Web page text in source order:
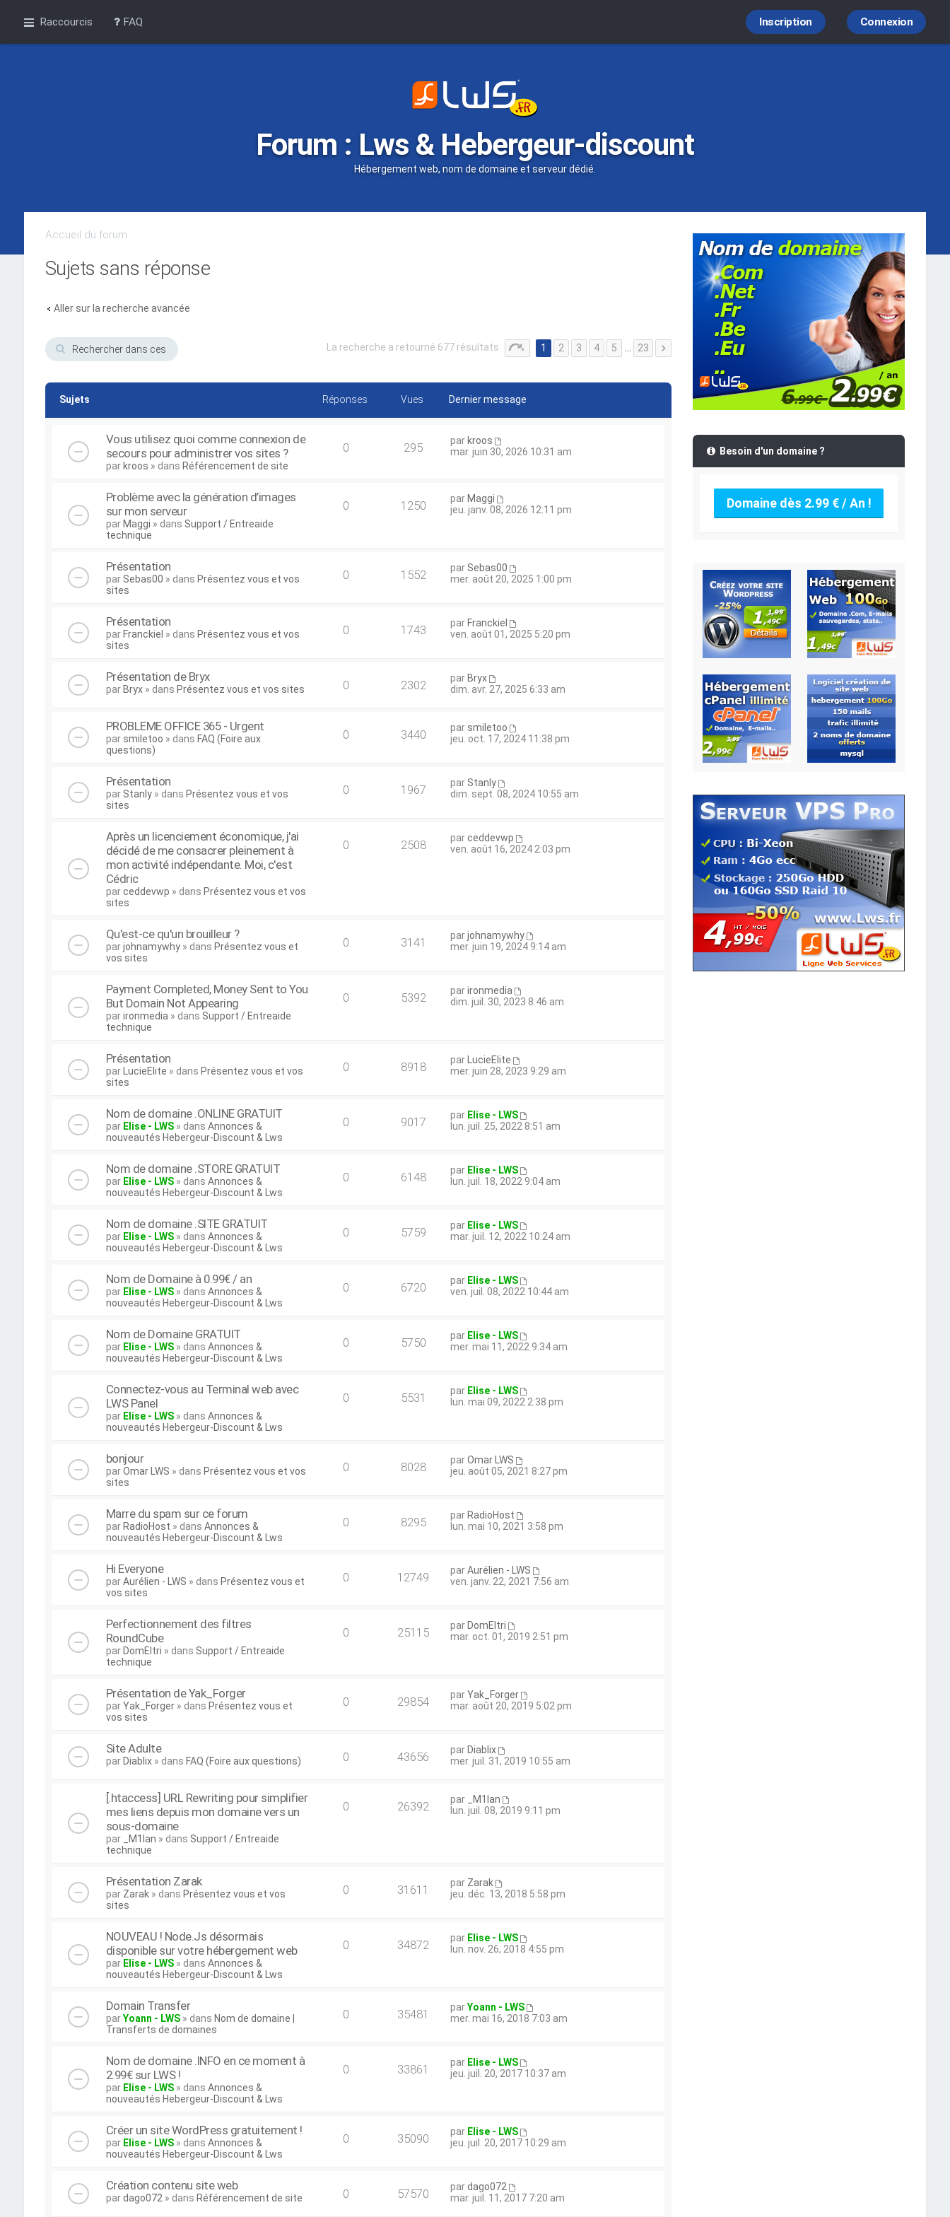
Raccourcis FAQ Connexion
Inscription
Forum : Lws & Hebergeur-discount
Hébergement web, nom de domaine et serveur dédié.
Accueil du forum
Sujets sans réponse
Aller sur la recherche avancée
La recherche a retourné 677 résultats 1 2 3 4 5 23
Sujets Réponses Vues Dernier message
Vous utilisez quoi comme connexion de
secours pour administrer vos sites ?
par kroos » dans Référencement de site
0 295 par kroos
mar. juin 30, 2026 10:31 am
Problème avec la génération d’images
sur mon serveur
par Maggi » dans Support / Entreaide
technique
0 1250 par Maggi
jeu. janv. 08, 2026 12:11 pm
Présentation
par Sebas00 » dans Présentez vous et vos
sites
0 1552 par Sebas00
mer. août 20, 2025 1:00 pm
Présentation
par Franckiel » dans Présentez vous et vos
sites
0 1743 par Franckiel
ven. août 01, 2025 5:20 pm
Présentation de Bryx
par Bryx» dans Présentez vous et vos sites 0 2302 par Bryx
dim. avr. 27, 2025 6:33 am
PROBLEME OFFICE 365 - Urgent
par smiletoo » dans FAQ (Foire aux
questions)
0 3440 par smiletoo
jeu. oct. 17, 2024 11:38 pm
Présentation
par Stanly» dans Présentez vous et vos
sites
0 1967 par Stanly
dim. sept. 08, 2024 10:55 am
Après un licenciement économique, j'ai
décidé de me consacrer pleinement à
mon activité indépendante. Moi, c'est
Cédric
parceddevwp » dans Présentez vous et vos
sites
0 2508 parceddevwp
ven. août 16, 2024 2:03 pm
Qu'est-ce qu'un brouilleur ?
parjohnamywhy» dans Présentez vous et
vos sites
0 3141 parjohnamywhy
mer. juin 19, 2024 9:14 am
Payment Completed, Money Sent to You
But Domain Not Appearing
parironmedia » dans Support / Entreaide
technique
0 5392 parironmedia
dim. juil. 30, 2023 8:46 am
Présentation
par LucieElite » dans Présentez vous et vos
sites
0 8918 par
LucieElite
mer. juin 28, 2023 9:29 am
Nom de domaine .ONLINE GRATUIT
par Elise - LWS» dans Annonces &
nouveautés Hebergeur-Discount & Lws
0 9017 par Elise - LWS
lun. juil. 25, 2022 8:51 am
Nom de domaine .STORE GRATUIT
par Elise - LWS» dans Annonces &
nouveautés Hebergeur-Discount & Lws
0 6148 par Elise - LWS
lun. juil. 18, 2022 9:04 am
Nom de domaine .SITE GRATUIT
par Elise - LWS» dans Annonces &
nouveautés Hebergeur-Discount & Lws
0 5759 par Elise - LWS
mar. juil. 12, 2022 10:24 am
Nom de Domaine à 0.99€ / an
par Elise - LWS» dans Annonces &
nouveautés Hebergeur-Discount & Lws
0 6720 par Elise - LWS
ven. juil. 08, 2022 10:44 am
Nom de Domaine GRATUIT
par Elise - LWS» dans Annonces &
nouveautés Hebergeur-Discount & Lws
0 5750 par Elise - LWS
mer. mai 11, 2022 9:34 am
Connectez-vous au Terminal web avec
LWS Panel
par Elise - LWS» dans Annonces &
nouveautés Hebergeur-Discount & Lws
0 5531 par Elise - LWS
lun. mai 09, 2022 2:38 pm
bonjour
parOmar LWS » dans Présentez vous et vos
sites
0 8028 parOmar LWS
jeu. août 05, 2021 8:27 pm
Marre du spam sur ce forum
par RadioHost » dans Annonces &
nouveautés Hebergeur-Discount & Lws
0 8295 par RadioHost
lun. mai 10, 2021 3:58 pm
Hi Everyone
parAurélien - LWS » dans Présentez vous et
vos sites
0 12749 parAurélien - LWS
ven. janv. 22, 2021 7:56 am
Perfectionnement des filtres
RoundCube
par DomEltri » dans Support / Entreaide
technique
0 25115 par DomEltri
mar. oct. 01, 2019 2:51 pm
Présentation de Yak_Forger
parYak_Forger» dans Présentez vous et
vos sites
0 29854 parYak_Forger
mar. août 20, 2019 5:02 pm
Site Adulte
par Diablix» dans FAQ (Foire aux questions) 0 43656 par Diablix
mer. juil. 31, 2019 10:55 am
[.htaccess] URL Rewriting pour simplifier
mes liens depuis mon domaine vers un
sous-domaine
par _M1lan » dans Support / Entreaide
technique
0 26392 par
_M1lan
lun. juil. 08, 2019 9:11 pm
Présentation Zarak
par Zarak» dans Présentez vous et vos
sites
0 31611 par Zarak
jeu. déc. 13, 2018 5:58 pm
NOUVEAU ! Node.Js désormais
disponible sur votre hébergement web
par Elise - LWS» dans Annonces &
nouveautés Hebergeur-Discount & Lws
0 34872 par Elise - LWS
lun. nov. 26, 2018 4:55 pm
Domain Transfer
parYoann - LWS» dans Nom de domaine |
Transferts de domaines
0 35481 parYoann - LWS
mer. mai 16, 2018 7:03 am
Nom de domaine .INFO en ce moment à
2.99€ sur LWS !
par Elise - LWS» dans Annonces &
nouveautés Hebergeur-Discount & Lws
0 33861 par Elise - LWS
jeu. juil. 20, 2017 10:37 am
Créer un site WordPress gratuitement !
par Elise - LWS» dans Annonces &
nouveautés Hebergeur-Discount & Lws
0 35090 par Elise - LWS
jeu. juil. 20, 2017 10:29 am
Création contenu site web
pardago072 » dans Référencement de site 0 57570 pardago072
mar. juil. 11, 2017 7:20 am
Besoin d'un domaine ?
Domaine dès 2.99 € / An !